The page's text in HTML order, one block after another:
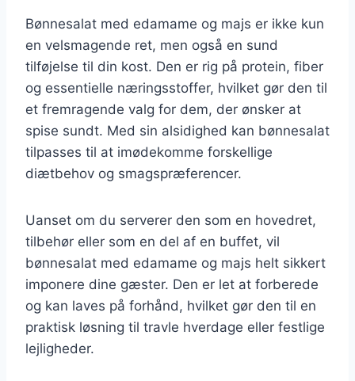
Bønnesalat med edamame og majs er ikke kun
en velsmagende ret, men også en sund
tilføjelse til din kost. Den er rig på protein, fiber
og essentielle næringsstoffer, hvilket gør den til
et fremragende valg for dem, der ønsker at
spise sundt. Med sin alsidighed kan bønnesalat
tilpasses til at imødekomme forskellige
diætbehov og smagspræferencer.
Uanset om du serverer den som en hovedret,
tilbehør eller som en del af en buffet, vil
bønnesalat med edamame og majs helt sikkert
imponere dine gæster. Den er let at forberede
og kan laves på forhånd, hvilket gør den til en
praktisk løsning til travle hverdage eller festlige
lejligheder.